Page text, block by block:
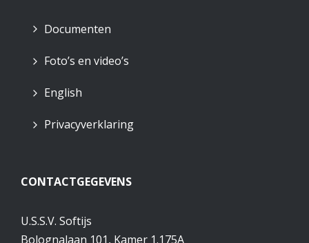
Documenten
Foto’s en video’s
English
Privacyverklaring
CONTACTGEGEVENS
U.S.S.V. Softijs
Bolognalaan 101, Kamer 1.175A